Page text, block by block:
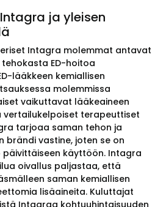
ja yleisen
Intagra molemmat antavat
ED-hoitoa
lääkkeen kemiallisen
molemmissa
vaikuttavat lääkeaineen
vertailukelpoiset terapeuttiset
tarjoaa saman tehon ja
brändi vastine, joten se on
käyttöön. Intagra
oivallus paljastaa, että
saman kemiallisen
lisäaineita. Kuluttajat
Intagraa kohtuuhintaisuuden